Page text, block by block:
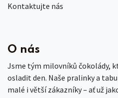
Kontaktujte nás
O nás
Jsme tým milovníků čokolády,
osladit den. Naše pralinky a
malé i větší zákazníky – ať už